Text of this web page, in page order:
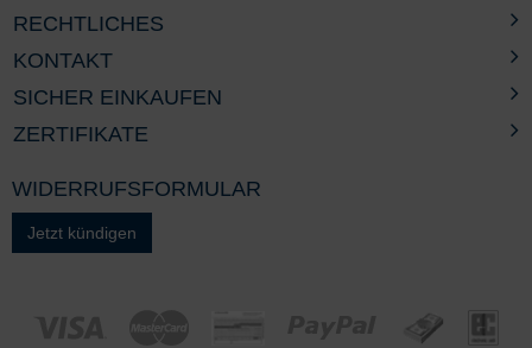
RECHTLICHES
KONTAKT
SICHER EINKAUFEN
ZERTIFIKATE
WIDERRUFSFORMULAR
Jetzt kündigen